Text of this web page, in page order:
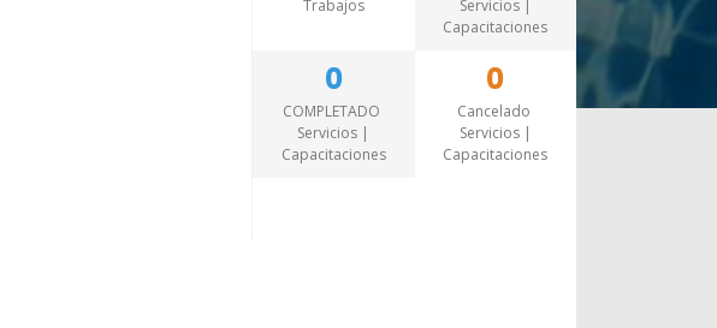
Trabajos
Servicios |
Capacitaciones
0
COMPLETADO
Servicios |
Capacitaciones
0
Cancelado
Servicios |
Capacitaciones